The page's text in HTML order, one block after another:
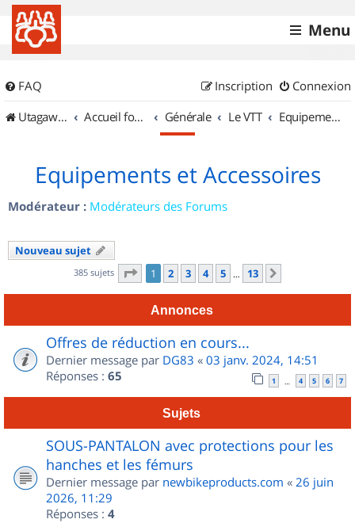
Menu
FAQ Connexion
Inscription
UtagawaVTT (Randos VTT et VTTAE avec traces GPS)
Accueil forum Générale Le VTT Equipements et Accessoires
Equipements et Accessoires
Modérateur : Modérateurs des Forums
Nouveau sujet
385 sujets Page 1sur
1 2 3 4 5 … 13
Annonces
Offres de réduction en cours...
Dernier message par DG83 « 03 janv. 2024, 14:51
Réponses : 65 1 … 4 5 6 7
Sujets
SOUS-PANTALON avec protections pour les
hanches et les fémurs
Dernier message par newbikeproducts.com « 26 juin
2026, 11:29
Réponses : 4